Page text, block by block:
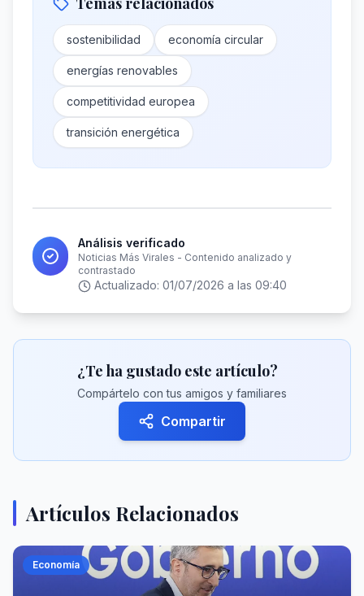
sostenibilidad economía circular
energías renovables
competitividad europea
transición energética
Análisis verificado
Noticias Más Virales - Contenido analizado y
contrastado
Actualizado: 01/07/2026 a las 09:40
¿Te ha gustado este artículo?
Compártelo con tus amigos y familiares
Compartir
Artículos Relacionados
Economía